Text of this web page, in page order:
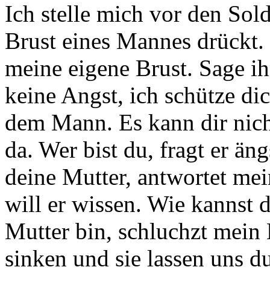
Ich stelle mich vor den
Brust eines Mannes
meine eigene Brust. Sage
keine Angst, ich schütze
dem Mann. Es kann dir
da. Wer bist du, fragt er
deine Mutter, antwortet
will er wissen. Wie kannst
Mutter bin, schluchzt mein
sinken und sie lassen uns